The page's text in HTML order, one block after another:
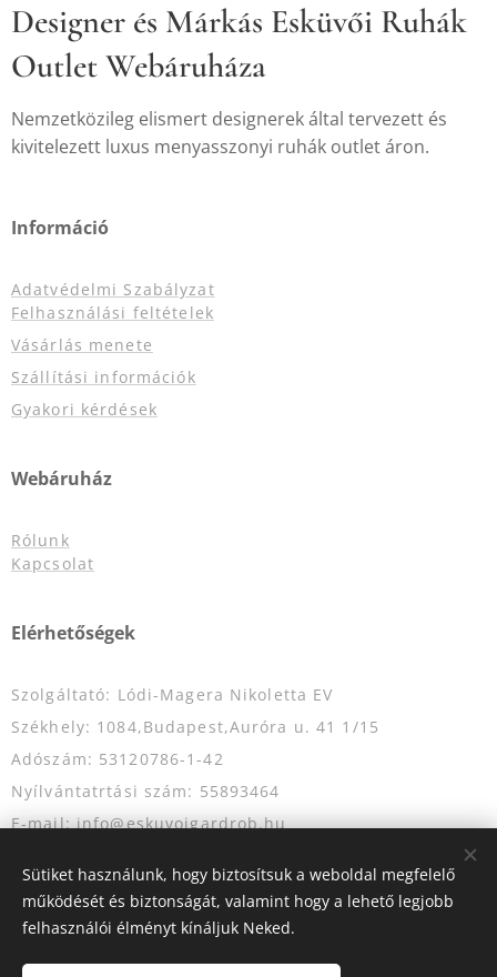
Designer és Márkás Esküvői Ruhák
Outlet Webáruháza
Nemzetközileg elismert designerek által tervezett és
kivitelezett luxus menyasszonyi ruhák outlet áron.
Információ
Adatvédelmi Szabályzat
Felhasználási feltételek
Vásárlás menete
Szállítási információk
Gyakori kérdések
Webáruház
Rólunk
Kapcsolat
Elérhetőségek
Szolgáltató: Lódi-Magera Nikoletta EV
Székhely: 1084,Budapest,Auróra u. 41 1/15
Adószám: 53120786-1-42
Nyílvántatrtási szám: 55893464
E-mail: info@eskuvoigardrob.hu
Sütiket használunk, hogy biztosítsuk a weboldal megfelelő
működését és biztonságát, valamint hogy a lehető legjobb
felhasználói élményt kínáljuk Neked.